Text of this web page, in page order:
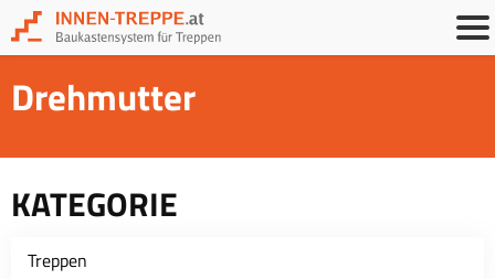
Drehmutter
KATEGORIE
Treppen